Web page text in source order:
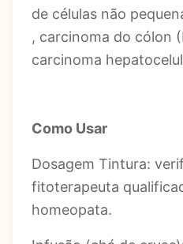
de células não
, carcinoma do cólon
carcinoma
Como Usar
Dosagem Tintura:
fitoterapeuta
homeopata.